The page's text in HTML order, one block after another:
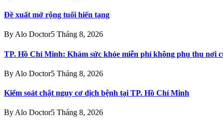
Đề xuất mở rộng tuổi hiến tạng
ByAlo Doctor5 Tháng 8, 2026
TP. Hồ Chí Minh: Khám sức khỏe miễn phí không phụ thu nơi
By Alo Doctor5 Tháng 8, 2026
Kiểm soát chặt nguy cơ dịch bệnh tại TP. Hồ Chí Minh
ByAlo Doctor5 Tháng 8, 2026